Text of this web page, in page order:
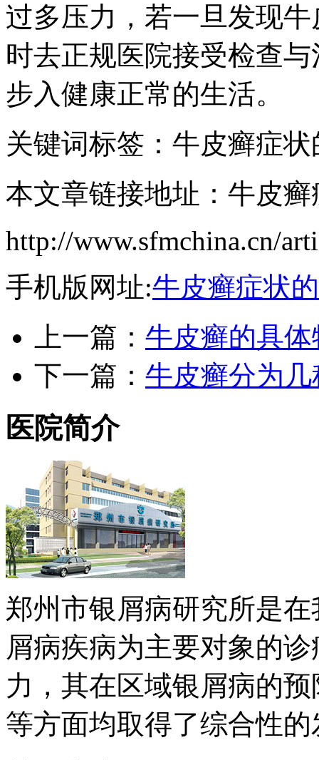
过多压力，若一旦发现
时去正规医院接受检查
步入健康正常的生活。
关键词标签：牛皮癣症
本文章链接地址：牛皮
http://www.sfmchina.cn/
手机版网址:牛皮癣症状
上一篇： 牛皮癣的具
下一篇： 牛皮癣分为
医院简介
郑州市银屑病研究所是
屑病疾病为主要对象的
力，其在区域银屑病的
等方面均取得了综合性的